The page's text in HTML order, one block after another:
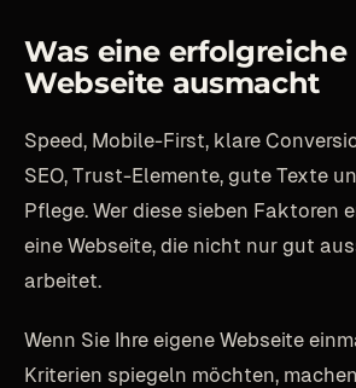
Was eine
Webseite ausmacht
Speed, Mobile-First, klare
SEO, Trust-Elemente, gute Texte
Pflege. Wer diese sieben Faktoren
eine Webseite, die nicht nur gut
arbeitet.
Wenn Sie Ihre eigene Webseite
Kriterien spiegeln möchten,